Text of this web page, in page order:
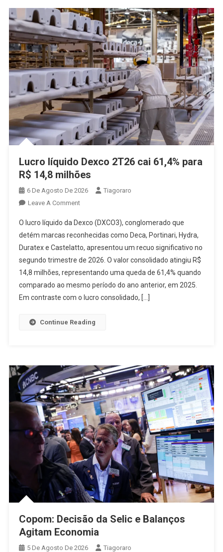
Lucro líquido Dexco 2T26 cai 61,4% para
R$ 14,8 milhões
6 De Agosto De 2026
Tiagoraro
Leave A CommentOn
Líquido
Dexco
2T26
Cai
61,4%
Para
R$
O lucro líquido da Dexco (DXCO3), conglomerado que
detém marcas reconhecidas como Deca, Portinari, Hydra,
Duratex e Castelatto, apresentou um recuo significativo no
segundo trimestre de 2026. O valor consolidado atingiu R$
14,8 milhões, representando uma queda de 61,4% quando
comparado ao mesmo período do ano anterior, em 2025.
Em contraste com o lucro consolidado, […]
Continue Reading
Copom: Decisão da Selic e Balanços
Agitam Economia
5 De Agosto De 2026
Tiagoraro